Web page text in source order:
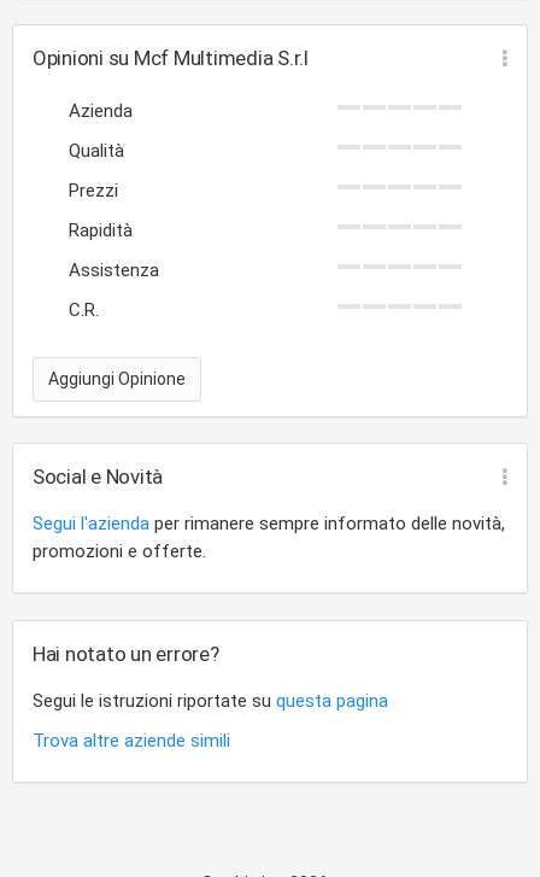
Opinioni su Mcf Multimedia S.r.l
Azienda
Qualità
Prezzi
Rapidità
Assistenza
C.R.
Aggiungi Opinione
Social e Novità
Segui l'azienda per rimanere sempre informato delle novità,
promozioni e offerte.
Hai notato un errore?
Segui le istruzioni riportate su questa pagina
Trova altre aziende simili